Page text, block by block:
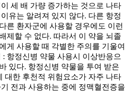
세 배 가량 증가하는 것으로 나타
유는 알려져 있지 않다. 다른 항정
른 환자군에 사용할 경우에도 이런
제할 수 없다. 따라서 이 약을 뇌졸
게 사용할 때 각별한 주의를 기울여
항정신병 약물 사용시 이상반응으
있다. 항정신병 약물을 투여 받은
대한 후천적 위험요소가 자주 나타
전과 사용하는 중에 정맥혈전증을